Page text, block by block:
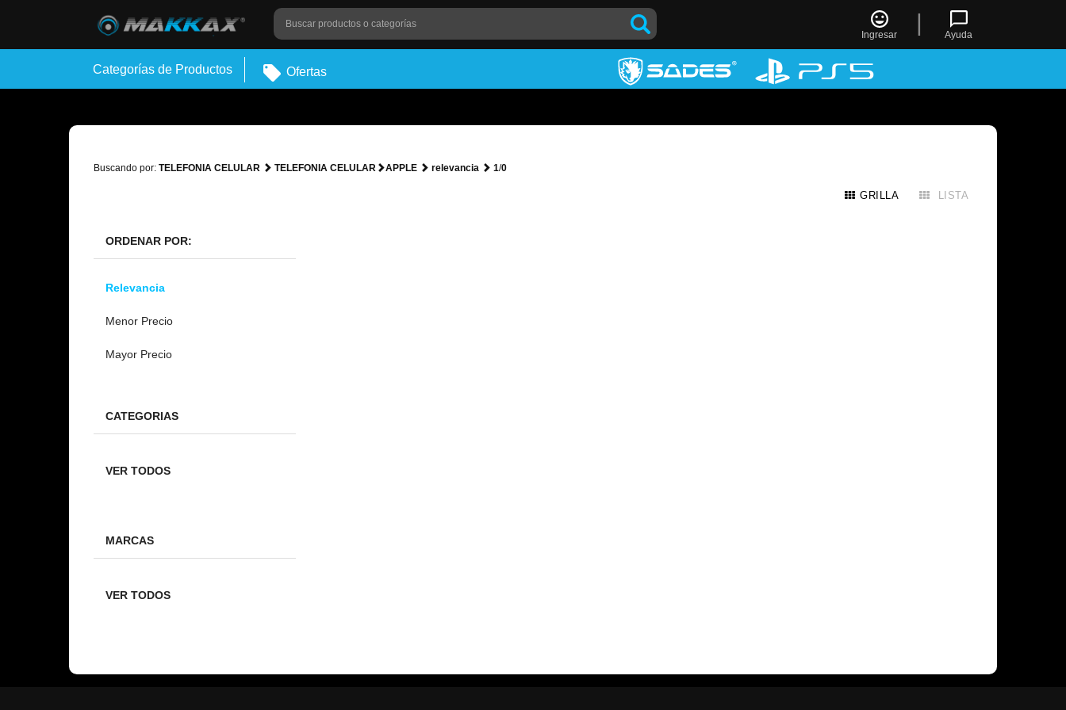
Ingresar | Ayuda
Categorías de Productos Ofertas
Buscando por: TELEFONIA CELULAR TELEFONIA CELULAR APPLE relevancia 1/0
GRILLA LISTA
ORDENAR POR:
Relevancia
Menor Precio
Mayor Precio
CATEGORIAS
VER TODOS
MARCAS
VER TODOS